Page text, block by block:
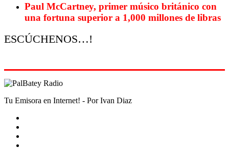
Paul McCartney, primer músico británico con
una fortuna superior a 1,000 millones de libras
ESCÚCHENOS…!
Tu Emisora en Internet! - Por Ivan Diaz